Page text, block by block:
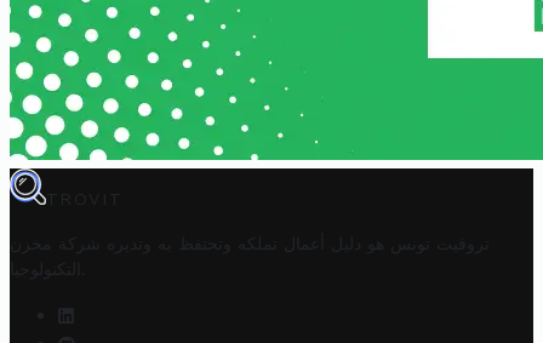
TROVIT
تروفيت تونس هو دليل أعمال تملكه وتحتفظ به وتديره
شركة مخزن
التكنولوجيا